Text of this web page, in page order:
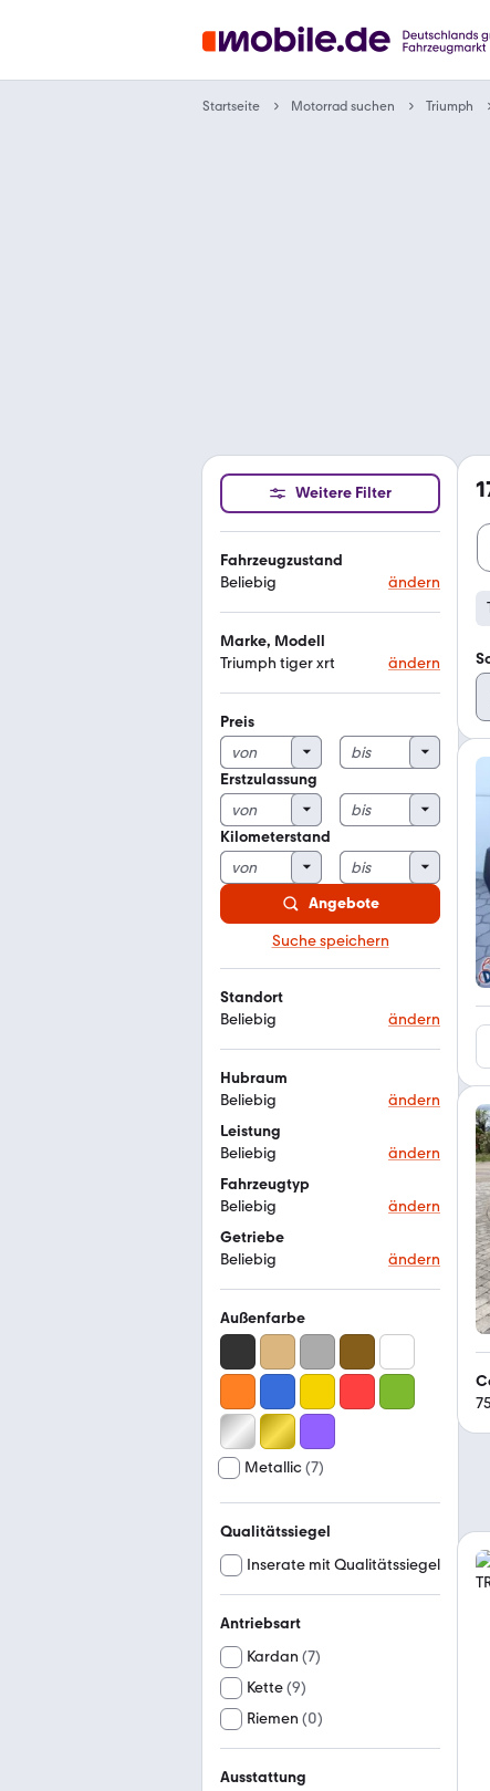
Startseite Motorrad suchen Triumph
Weitere Filter
Fahrzeugzustand
Beliebig
ändern
Marke, Modell
Triumph tiger xrt
ändern
Preis
Erstzulassung
Kilometerstand
Angebote
Suche speichern
Standort
Beliebig
ändern
Hubraum
Beliebig
ändern
Leistung
Beliebig
ändern
Fahrzeugtyp
Beliebig
ändern
Getriebe
Beliebig
ändern
Außenfarbe
Metallic(7)
Qualitätssiegel
Inserate mit Qualitätssiegel
Antriebsart
Kardan (7)
Kette(9)
Riemen (0)
Ausstattung